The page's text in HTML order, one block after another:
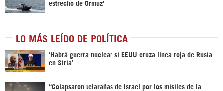
estrecho de Ormuz’
LO MÁS LEÍDO DE POLÍTICA
‎‘Habrá guerra nuclear si EEUU cruza línea roja de Rusia
en Siria’‎
“Colapsaron telarañas de Israel por los misiles de la